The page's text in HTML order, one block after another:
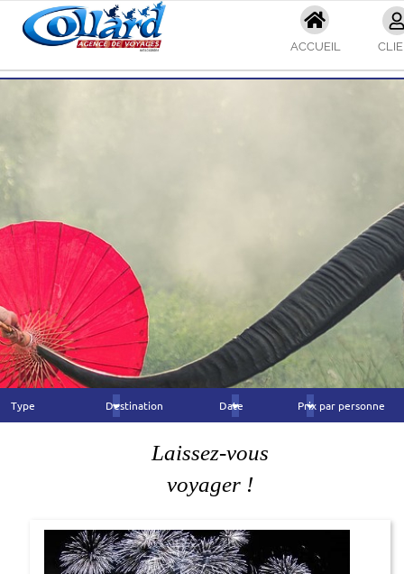
ACCUEIL
Type Destination Date Prix par personne
Laissez-vous
voyager !